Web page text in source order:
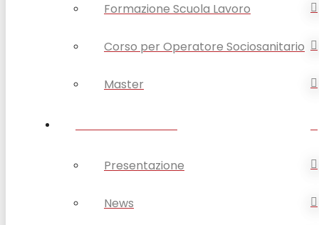
Formazione Scuola Lavoro
Corso per Operatore Sociosanitario
Master
Presentazione
News